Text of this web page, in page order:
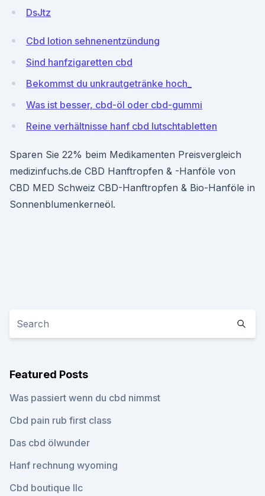
DsJtz
Cbd lotion sehnenentzündung
Sind hanfzigaretten cbd
Bekommst du unkrautgetränke hoch_
Was ist besser, cbd-öl oder cbd-gummi
Reine verhältnisse hanf cbd lutschtabletten
Sparen Sie 22% beim Medikamenten Preisvergleich
medizinfuchs.de CBD Hanftropfen & -Hanföle von
CBD MED Schweiz CBD-Hanftropfen & Bio-Hanföle in
Sonnenblumenkerneöl.
Featured Posts
Was passiert wenn du cbd nimmst
Cbd pain rub first class
Das cbd ölwunder
Hanf rechnung wyoming
Cbd boutique llc